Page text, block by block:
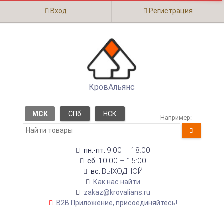
Вход Регистрация
КровАльянс
МСК СПб НСК Например:
пн.-пт. 9:00 – 18:00
сб. 10:00 – 15:00
вс. ВЫХОДНОЙ
Как нас найти
zakaz@krovalians.ru
B2B Приложение, присоединяйтесь!